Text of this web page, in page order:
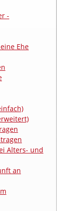
-
Ehe
Alters- und
an